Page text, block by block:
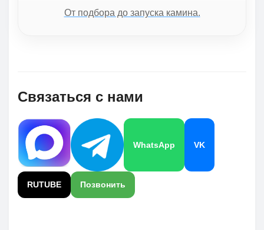
От подбора до запуска камина.
Связаться с нами
WhatsApp VK
RUTUBE Позвонить